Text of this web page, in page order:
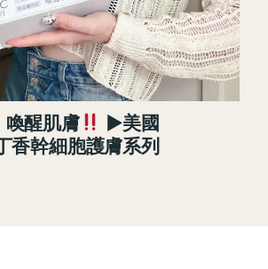
喚醒肌膚
►美國
香幹細胞護膚系列